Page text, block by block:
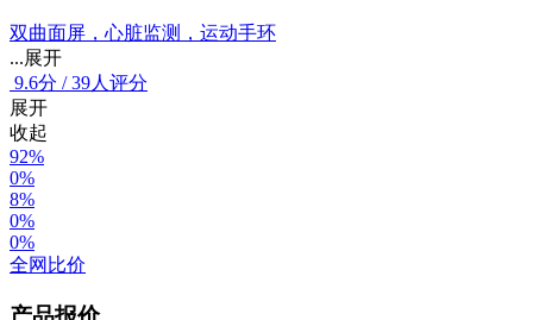
双曲面屏，心脏监测，运动手环
...展开
9.6分 /39人评分
展开
收起
92%
0%
8%
0%
0%
全网比价